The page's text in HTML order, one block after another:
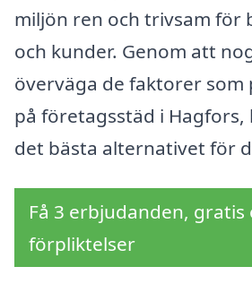
miljön ren och trivsam för
och kunder. Genom att
överväga de faktorer som
på företagsstäd i Hagfors,
det bästa alternativet för
Få 3 erbjudanden, gratis
förpliktelser